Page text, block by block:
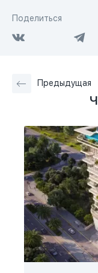
Поделиться
Предыдущая